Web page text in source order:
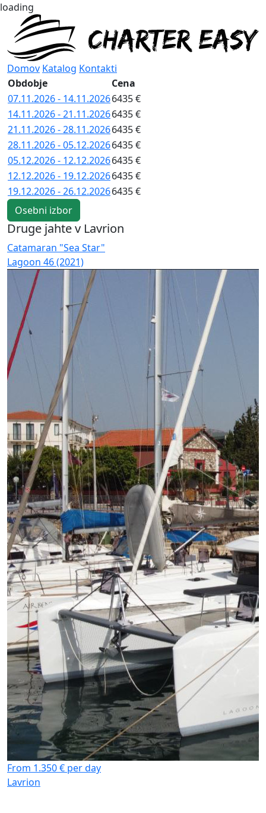
loading
Domov Katalog Kontakti
Obdobje
Cena
07.11.2026 - 14.11.20266435 €
14.11.2026 - 21.11.20266435 €
21.11.2026 - 28.11.20266435 €
28.11.2026 - 05.12.20266435 €
05.12.2026 - 12.12.20266435 €
12.12.2026 - 19.12.20266435 €
19.12.2026 - 26.12.20266435 €
Osebni izbor
Druge jahte v Lavrion
Catamaran "Sea Star"
Lagoon 46 (2021)
From 1.350 € per day
Lavrion